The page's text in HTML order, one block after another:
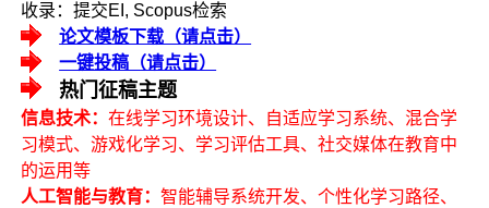
收录：提交EI, Scopus检索
论文模板下载（请点击）
一键投稿（请点击）
热门征稿主题
信息技术：在线学习环境设计、自适应学习系统、混合学
习模式、游戏化学习、学习评估工具、社交媒体在教育中
的运用等
人工智能与教育：智能辅导系统开发、个性化学习路径、